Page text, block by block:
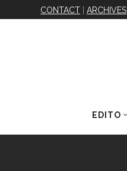
CONTACT |ARCHIVES
EDITO